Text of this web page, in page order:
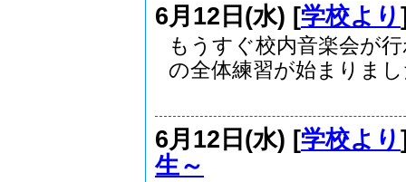
6月12日(水) [学校より
もうすぐ校内音楽会が
の全体練習が始まりま
6月12日(水) [学校より
生～